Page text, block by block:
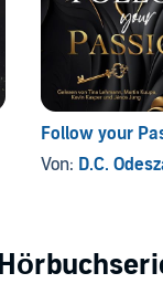
Follow your
Von: D.C.